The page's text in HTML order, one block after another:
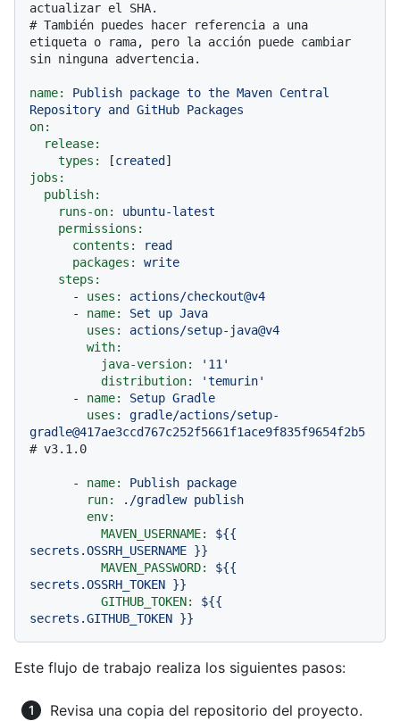
actualizar el SHA.
# También puedes hacer referencia a una
etiqueta o rama, pero la acción puede cambiar
sin ninguna advertencia.
name: Publish package to the Maven Central
Repository and GitHub Packages
on:
release:
types:
[created
jobs:
publish:
runs-on:
ubuntu-latest
permissions:
contents:
read
packages:
write
steps:
-
uses:
actions/checkout@v4
-
name: Set up Java
uses:
actions/setup-java@v4
with:
java-version:
'11'
distribution:
'temurin'
-
name: Setup Gradle
uses:
gradle/actions/setup-
gradle@417ae3ccd767c252f5661f1ace9f835f9654f2b5
# v3.1.0
- name: Publish package
run:
./gradlew publish
env:
MAVEN_USERNAME:
${{
secrets.OSSRH_USERNAME }}
MAVEN_PASSWORD:
${{
secrets.OSSRH_TOKEN }}
GITHUB_TOKEN:
${{
secrets.GITHUB_TOKEN }}
Este flujo de trabajo realiza los siguientes pasos:
Revisa una copia del repositorio del proyecto.